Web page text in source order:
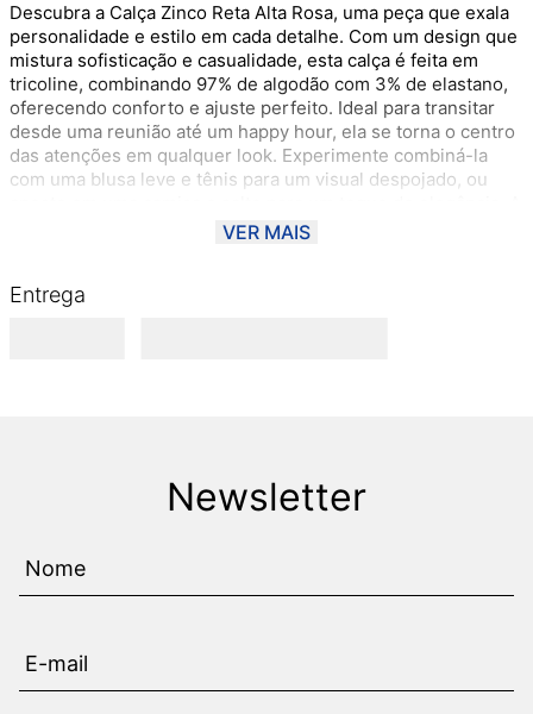
Descubra a Calça Zinco Reta Alta Rosa, uma peça que exala
personalidade e estilo em cada detalhe. Com um design que
mistura sofisticação e casualidade, esta calça é feita em
tricoline, combinando 97% de algodão com 3% de elastano,
oferecendo conforto e ajuste perfeito. Ideal para transitar
desde uma reunião até um happy hour, ela se torna o centro
das atenções em qualquer look. Experimente combiná-la
com uma blusa leve e tênis para um visual despojado, ou
coleção 'O solstício de Inverno' da Zinco celebra a dualidade
abraça seu corpo e traduz seu estilo único.
VER MAIS
Entrega
Newsletter